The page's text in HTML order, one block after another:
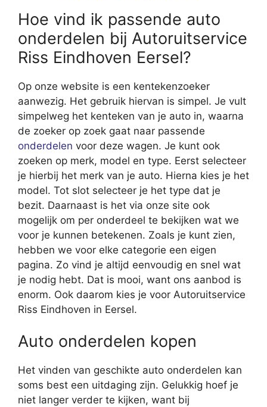
Hoe vind ik passende auto
onderdelen bij Autoruitservice
Riss Eindhoven Eersel?
Op onze website is een kentekenzoeker
aanwezig. Het gebruik hiervan is simpel. Je vult
simpelweg het kenteken van je auto in, waarna
de zoeker op zoek gaat naar passende
onderdelen voor deze wagen. Je kunt ook
zoeken op merk, model en type. Eerst selecteer
je hierbij het merk van je auto. Hierna kies je het
model. Tot slot selecteer je het type dat je
bezit. Daarnaast is het via onze site ook
mogelijk om per onderdeel te bekijken wat we
voor je kunnen betekenen. Zoals je kunt zien,
hebben we voor elke categorie een eigen
pagina. Zo vind je altijd eenvoudig en snel wat
je nodig hebt. Dat is mooi, want ons aanbod is
enorm. Ook daarom kies je voor Autoruitservice
Riss Eindhoven in Eersel.
Auto onderdelen kopen
Het vinden van geschikte auto onderdelen kan
soms best een uitdaging zijn. Gelukkig hoef je
niet langer verder te kijken, want bij